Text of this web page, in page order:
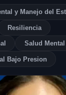
y Manejo del
Resiliencia
Salud
Bajo Presion